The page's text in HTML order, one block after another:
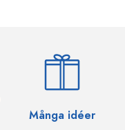
Många idéer